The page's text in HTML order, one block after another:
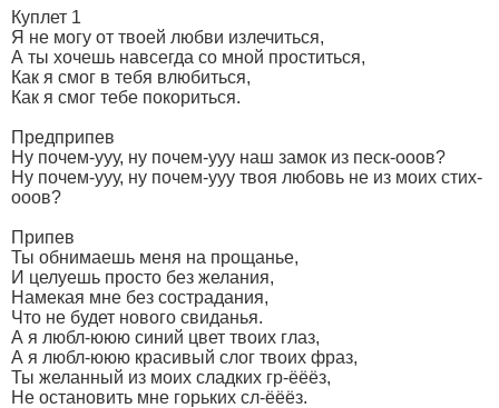
Куплет 1
Я не могу от твоей любви излечиться,
А ты хочешь навсегда со мной проститься,
Как я смог в тебя влюбиться,
Как я смог тебе покориться.
Предприпев
Ну почем-ууу, ну почем-ууу наш замок из песк-ооов?
Ну почем-ууу, ну почем-ууу твоя любовь не из моих стих-
ооов?
Припев
Ты обнимаешь меня на прощанье,
И целуешь просто без желания,
Намекая мне без сострадания,
Что не будет нового свиданья.
А я любл-ююю синий цвет твоих глаз,
А я любл-ююю красивый слог твоих фраз,
Ты желанный из моих сладких гр-ёёёз,
Не остановить мне горьких сл-ёёёз.